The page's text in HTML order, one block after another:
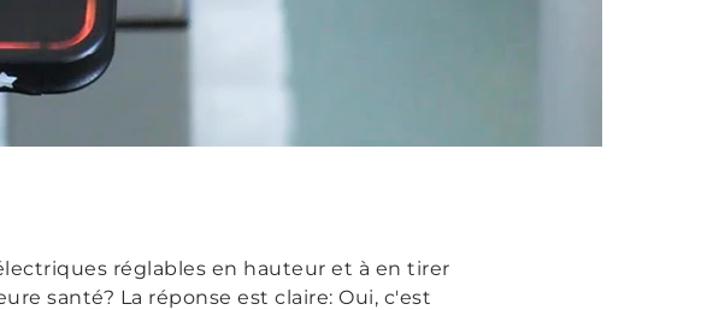
réglables en hauteur et à en tirer
santé? La réponse est claire: Oui, c'est